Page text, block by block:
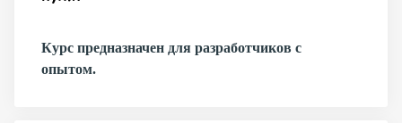
Курс предназначен для разработчиков с
опытом.